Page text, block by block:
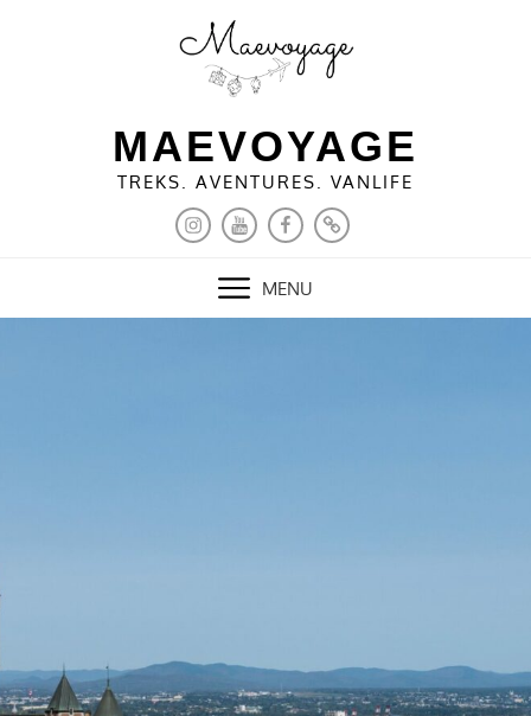
MAEVOYAGE
TREKS. AVENTURES. VANLIFE
INSTAGRAM
YOUTUBEFACEBOOKPINTEREST
MENU